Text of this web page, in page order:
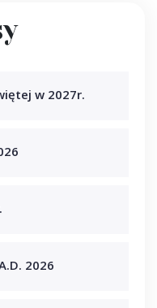
w 2027r.
2026